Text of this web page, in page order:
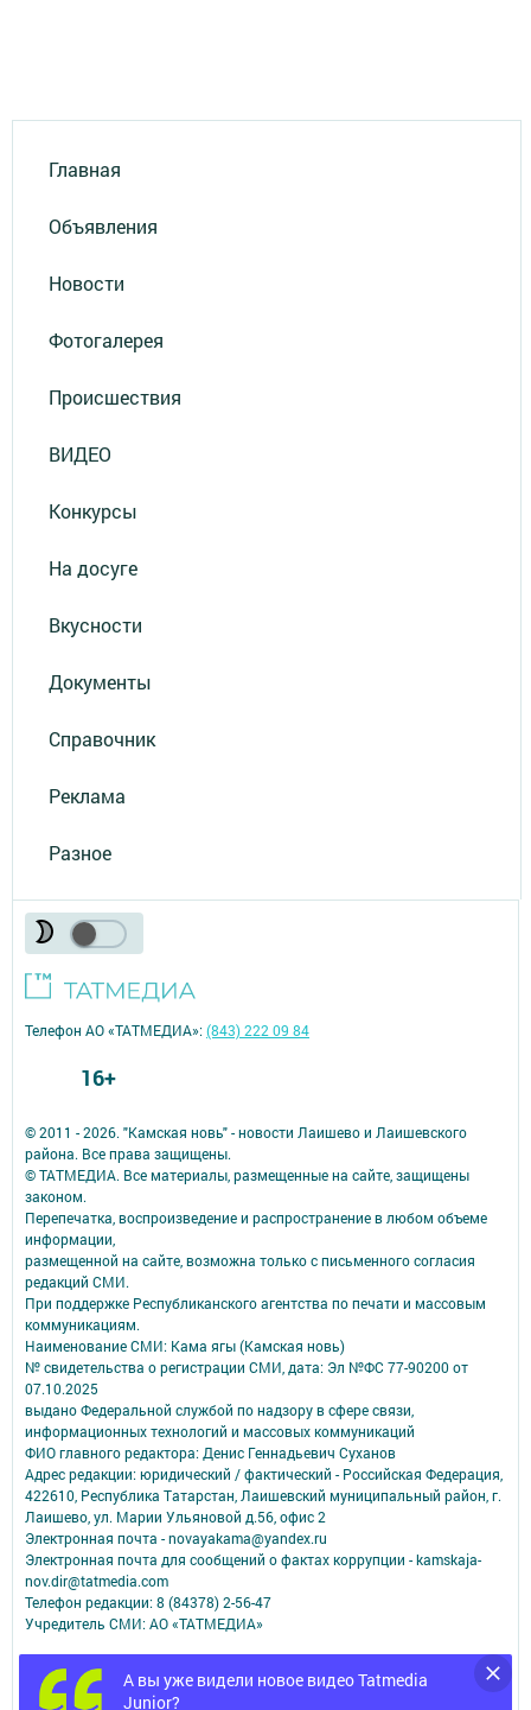
Главная
Объявления
Новости
Фотогалерея
Происшествия
ВИДЕО
Конкурсы
На досуге
Вкусности
Документы
Справочник
Реклама
Разное
А вы уже видели новое видео Tatmedia
Junior?
© 2011 - 2026. "Камская новь" - новости Лаишево и Лаишевского
района. Все права защищены.
© ТАТМЕДИА. Все материалы, размещенные на сайте, защищены
законом.
Перепечатка, воспроизведение и распространение в любом объеме
информации,
размещенной на сайте, возможна только с письменного согласия
редакций СМИ.
При поддержке Республиканского агентства по печати и массовым
коммуникациям.
Наименование СМИ: Кама ягы (Камская новь)
№ свидетельства о регистрации СМИ, дата: Эл №ФC 77-90200 от
07.10.2025
выдано Федеральной службой по надзору в сфере связи,
информационных технологий и массовых коммуникаций
ФИО главного редактора: Денис Геннадьевич Суханов
Адрес редакции: юридический / фактический - Российская Федерация,
422610, Республика Татарстан, Лаишевский муниципальный район, г.
Лаишево, ул. Марии Ульяновой д.56, офис 2
Электронная почта - novayakama@yandex.ru
Электронная почта для сообщений о фактах коррупции - kamskaja-
nov.dir@tatmedia.com
Телефон редакции: 8 (84378) 2-56-47
Учредитель СМИ: АО «ТАТМЕДИА»
Антикоррупционная политика
АО «ТАТМЕДИА» использует «cookie»для персонализации сервисов и
Телефон АО «ТАТМЕДИА»:(843) 222 09 84
16+